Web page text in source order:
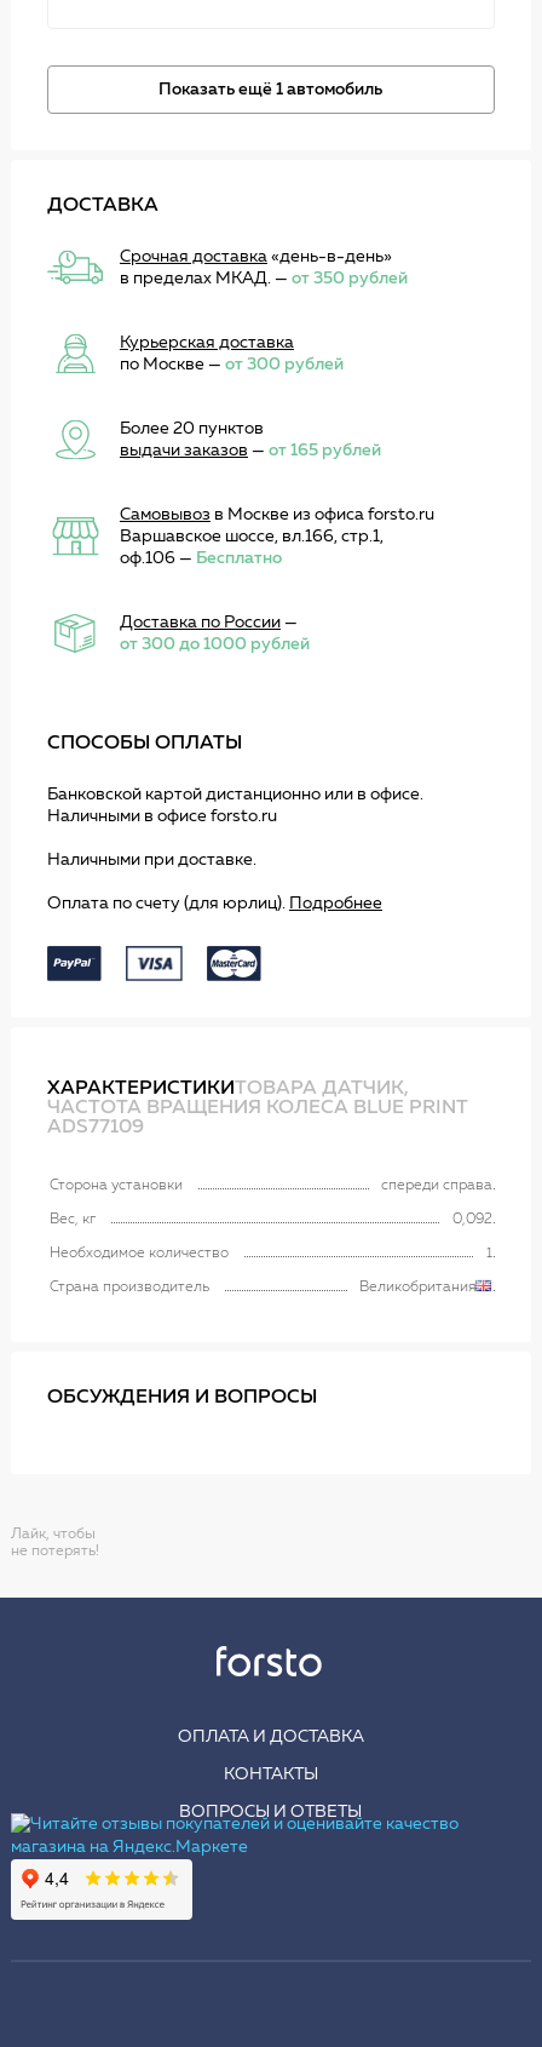
Показать ещё 1 автомобиль
ДОСТАВКА
Срочная доставка«день-в-день»
в пределах МКАД. — от 350 рублей
Курьерская доставка
по Москве — от 300 рублей
Более 20 пунктов
выдачи заказов — от 165 рублей
Самовывоз в Москве из офиса forsto.ru
Варшавское шоссе, вл.166, стр.1,
оф.106 — Бесплатно
Доставка по России—
от 300 до 1000 рублей
СПОСОБЫ ОПЛАТЫ
Банковской картой дистанционно или в офисе.
Наличными в офисе forsto.ru
Наличными при доставке.
Оплата по счету (для юрлиц). Подробнее
ХАРАКТЕРИСТИКИТОВАРА ДАТЧИК,
ЧАСТОТА ВРАЩЕНИЯ КОЛЕСА BLUE PRINT
ADS77109
Сторона установки спереди справа
Вес, кг 0,092
Необходимое количество 1
Страна производитель Великобритания
ОБСУЖДЕНИЯ И ВОПРОСЫ
Лайк, чтобы
не потерять!
ОПЛАТА И ДОСТАВКА
КОНТАКТЫ
ВОПРОСЫ И ОТВЕТЫ